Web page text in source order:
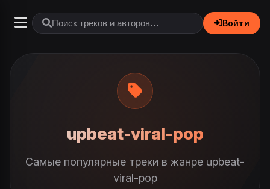
Войти
upbeat-viral-pop
Самые популярные треки в жанре upbeat-
viral-pop